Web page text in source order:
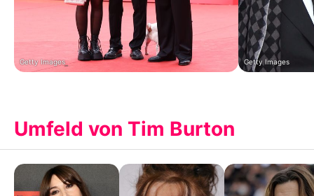
Getty Images Getty Images
Umfeld von Tim Burton